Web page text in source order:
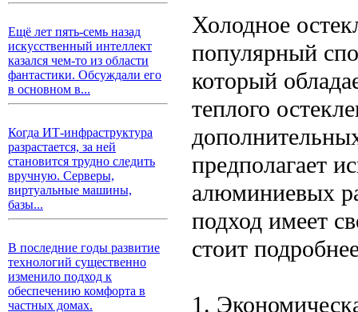
Ещё лет пять-семь назад
искусственный интеллект
казался чем-то из области
фантастики. Обсуждали его
в основном в...
Когда ИТ-инфраструктура
разрастается, за ней
становится трудно следить
вручную. Серверы,
виртуальные машины,
базы...
В последние годы развитие
технологий существенно
изменило подход к
обеспечению комфорта в
частных домах.
Холодное
популярный
который
теплого
предполагает
алюминиевых
подход имеет
стоит
1.